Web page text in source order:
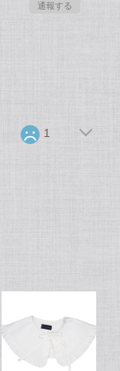
通報する
1